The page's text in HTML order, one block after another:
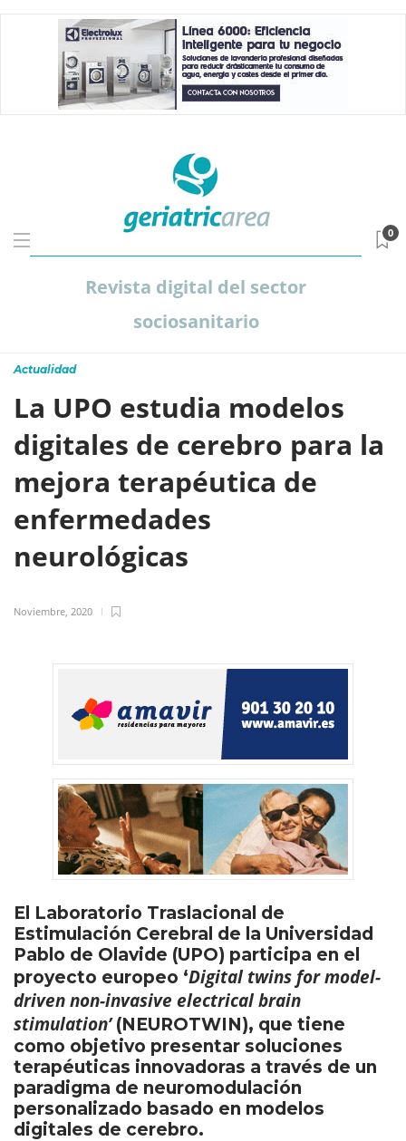
Revista digital del sector
sociosanitario
0
Actualidad
La UPO estudia modelos
digitales de cerebro para la
mejora terapéutica de
enfermedades
neurológicas
Noviembre, 2020
El Laboratorio Traslacional de
Estimulación Cerebral de la Universidad
Pablo de Olavide (UPO) participa en el
proyecto europeo ‘Digital twins for model-
driven non-invasive electrical brain
stimulation’(NEUROTWIN), que tiene
como objetivo presentar soluciones
terapéuticas innovadoras a través de un
paradigma de neuromodulación
personalizado basado en modelos
digitales de cerebro.